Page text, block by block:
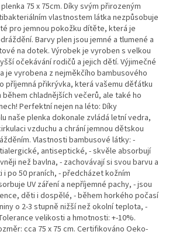
75 x 75cm. Díky svým přirozeným
vlastnostem látka nezpůsobuje
pro jemnou pokožku dítěte, která je
Barvy plen jsou jemné a tlumené a
na dotek. Výrobek je vyroben s velkou
očekávání rodičů a jejich dětí. Výjimečné
je vyrobena z nejměkčího bambusového
příjemná přikrývka, která vašemu děťátku
chladnějších večerů, ale také ho
Perfektní nejen na léto: Díky
naše plenka dokonale zvládá letní vedra,
vzduchu a chrání jemnou dětskou
Vlastnosti bambusové látky: -
antiseptické, - skvěle absorbují
než bavlna, - zachovávají si svou barvu a
po 50 praních, - předcházet kožním
UV záření a nepříjemné pachy, - jsou
děti i dospělé, - během horkého počasí
o 2-3 stupně nižší než okolní teplota, -
velikosti a hmotnosti: +-10%.
cca 75 x 75 cm. Certifikováno Oeko-